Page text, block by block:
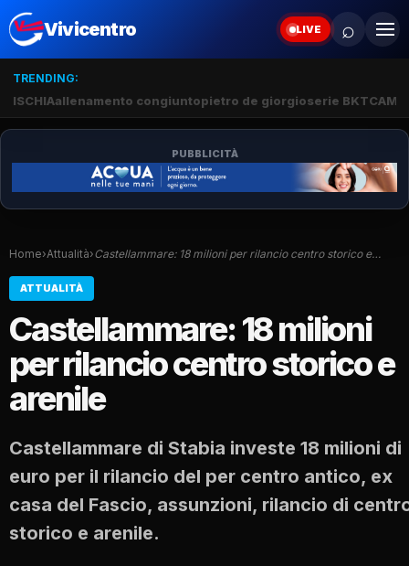
Vivicentro LIVE ⌕
TRENDING:
ISCHIAallenamento congiuntopietro de giorgioserie BKT
PUBBLICITÀ
Home›Attualità›Castellammare: 18 milioni per rilancio centro storico e…
ATTUALITÀ
Castellammare: 18 milioni
per rilancio centro storico e
arenile
Castellammare di Stabia investe 18 milioni di
euro per il rilancio del per centro antico, ex
casa del Fascio, assunzioni, rilancio di
storico e arenile.